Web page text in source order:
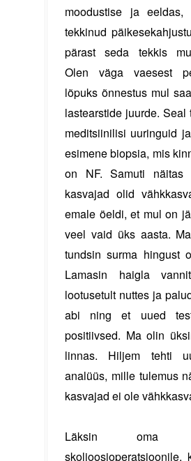
moodustise ja
tekkinud
pärast seda tekkis
Olen väga vaesest
lõpuks õnnestus mul
lastearstide juurde. Seal
meditsiinilisi uuringuid
esimene biopsia, mis
on NF. Samuti näitas
kasvajad olid
emale öeldi, et mul on
veel vaid üks aasta.
tundsin surma hingust
Lamasin haigla
lootusetult nuttes ja
abi ning et uued
positiivsed. Ma olin
linnas. Hiljem tehti
analüüs, mille tulemus
kasvajad ei ole
Läksin oma
skolioosioperatsioonile,